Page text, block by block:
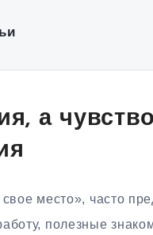
а
свое место», часто
полезные